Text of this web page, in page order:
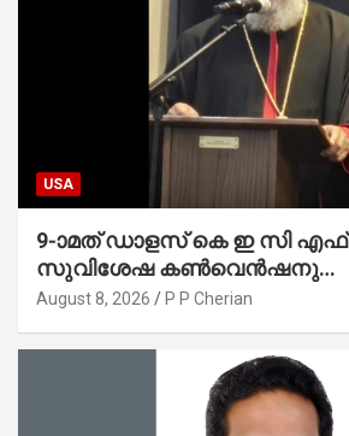
USA
9-ാമത് ഡാളസ് കെ ഇ സി എഫ് സംയുക്ത
സുവിശേഷ കൺവെൻഷനു
പ്രാർത്ഥനാനിർഭരമായ തുടക്കം
August 8, 2026 P P Cherian